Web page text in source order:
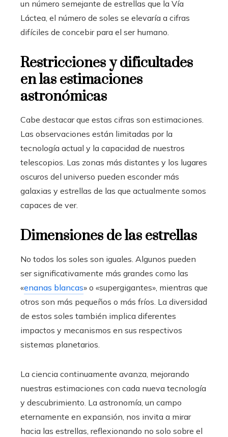
un número semejante de estrellas que la Vía
Láctea, el número de soles se elevaría a cifras
difíciles de concebir para el ser humano.
Restricciones y dificultades
en las estimaciones
astronómicas
Cabe destacar que estas cifras son estimaciones.
Las observaciones están limitadas por la
tecnología actual y la capacidad de nuestros
telescopios. Las zonas más distantes y los lugares
oscuros del universo pueden esconder más
galaxias y estrellas de las que actualmente somos
capaces de ver.
Dimensiones de las estrellas
No todos los soles son iguales. Algunos pueden
ser significativamente más grandes como las
«enanas blancas» o «supergigantes», mientras que
otros son más pequeños o más fríos. La diversidad
de estos soles también implica diferentes
impactos y mecanismos en sus respectivos
sistemas planetarios.
La ciencia continuamente avanza, mejorando
nuestras estimaciones con cada nueva tecnología
y descubrimiento. La astronomía, un campo
eternamente en expansión, nos invita a mirar
hacia las estrellas, reflexionando no solo sobre el